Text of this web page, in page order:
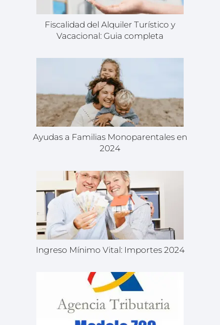
Fiscalidad del Alquiler Turístico y
Vacacional: Guia completa
Ayudas a Familias Monoparentales en
2024
Ingreso Mínimo Vital: Importes 2024